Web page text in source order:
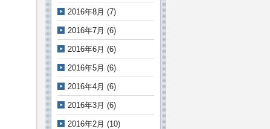
2016年8月 (7)
2016年7月 (6)
2016年6月 (6)
2016年5月 (6)
2016年4月 (6)
2016年3月 (6)
2016年2月 (10)